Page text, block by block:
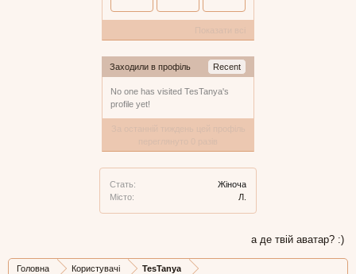
Заходили в профіль Recent
No one has visited TesTanya's
profile yet!
Стать:
Жіноча
Місто:
Л.
а де твій аватар? :)
Головна Користувачі TesTanya